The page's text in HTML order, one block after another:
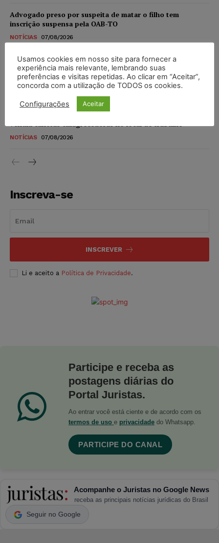
Advogado preso por suspeita de matar o filho tem
inscrição suspensa pela OAB-TO
NOTÍCIAS 07/08/2026
STF amplia isenção de IBS e CBS na compra de veículos
novos para pessoas com deficiência e autistas de todos os
níveis
vendia canetas emagrecedoras no local de trabalho
NOTÍCIAS 07/08/2026
Inscreva-se
INSCREVER
Li e aceito a Política de Privacidade.
Participe e receba as
postagens diárias do
Portal Juristas.
Ao entrar você está ciente e de acordo com os
termos de uso e privacidade do Whatsapp.
PARTICIPE DO CANAL
Acompanhe o Juristas no Google News
receba as principais notícias jurídicas do Brasil
Seguir no Google
Usamos cookies em nosso site para fornecer a
experiência mais relevante, lembrando suas
preferências e visitas repetidas. Ao clicar em “Aceitar”,
concorda com a utilização de TODOS os cookies.
Configurações Aceitar